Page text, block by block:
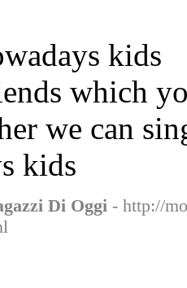
kids
which
we can
kids
Di Oggi - http://